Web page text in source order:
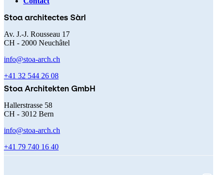
principale
Stoa architectes Sàrl
Av. J.-J. Rousseau 17
CH - 2000 Neuchâtel
info@stoa-arch.ch
+41 32 544 26 08
Stoa Architekten GmbH
Hallerstrasse 58
CH - 3012 Bern
info@stoa-arch.ch
+41 79 740 16 40